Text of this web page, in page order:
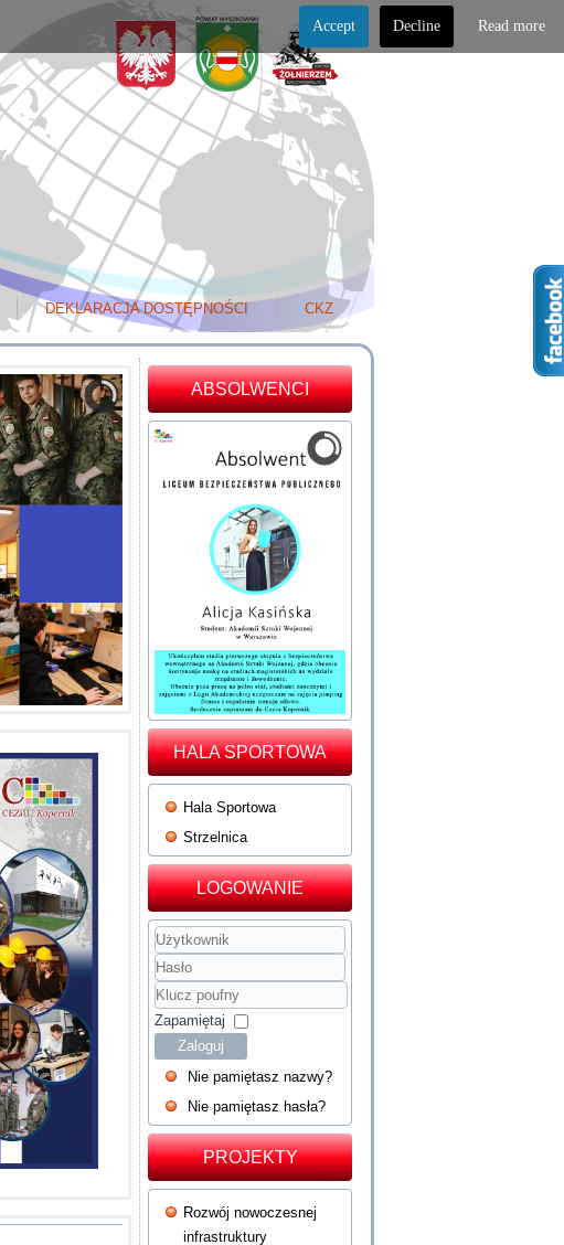
DEKLARACJA DOSTĘPNOŚCI CKZ
ABSOLWENCI
HALA SPORTOWA
Hala Sportowa
Strzelnica
LOGOWANIE
Użytkownik
Hasło
Klucz
poufny
Zapamiętaj
Zaloguj
Nie pamiętasz nazwy?
Nie pamiętasz hasła?
PROJEKTY
Rozwój nowoczesnej
infrastruktury
Accept Decline Read more